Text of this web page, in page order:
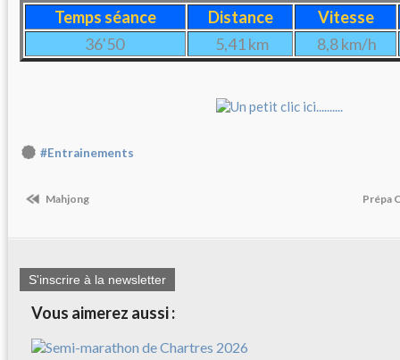
Temps séance Distance
Vitesse
36'50
5,41 km 8,8 km/h
#Entrainements
Mahjong Prépa
S'inscrire à la newsletter
Vous aimerez aussi :